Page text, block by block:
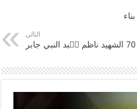
التالي
70 الشهيد ناظم عۣبد النبي جابر